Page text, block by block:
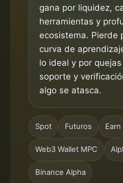
gana por liquidez,
herramientas y
ecosistema. Pierde
curva de
lo ideal y por
soporte y
algo se atasca.
Spot Futuros Earn
Web3 Wallet MPC
Binance Alpha